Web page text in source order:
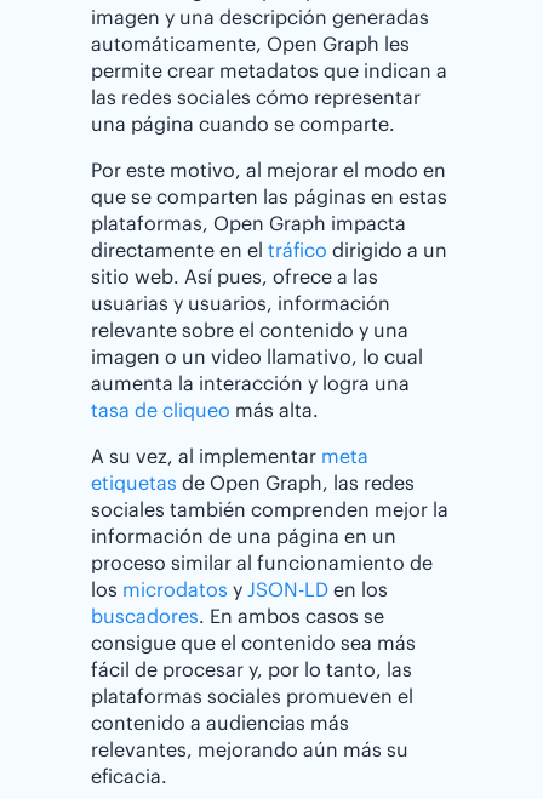
imagen y una descripción generadas
automáticamente, Open Graph les
permite crear metadatos que indican a
las redes sociales cómo representar
una página cuando se comparte.
Por este motivo, al mejorar el modo en
que se comparten las páginas en estas
plataformas, Open Graph impacta
directamente en el tráfico dirigido a un
sitio web. Así pues, ofrece a las
usuarias y usuarios, información
relevante sobre el contenido y una
imagen o un video llamativo, lo cual
aumenta la interacción y logra una
tasa de cliqueo más alta.
A su vez, al implementar meta
etiquetas de Open Graph, las redes
sociales también comprenden mejor la
información de una página en un
proceso similar al funcionamiento de
los microdatos y JSON-LD en los
buscadores. En ambos casos se
consigue que el contenido sea más
fácil de procesar y, por lo tanto, las
plataformas sociales promueven el
contenido a audiencias más
relevantes, mejorando aún más su
eficacia.